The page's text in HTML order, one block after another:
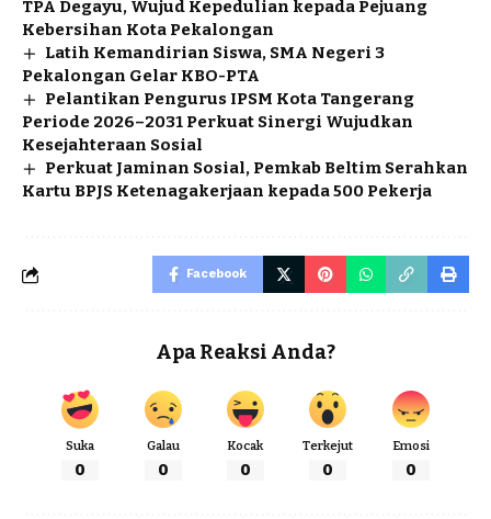
TPA Degayu, Wujud Kepedulian kepada Pejuang
Kebersihan Kota Pekalongan
Latih Kemandirian Siswa, SMA Negeri 3
Pekalongan Gelar KBO-PTA
Pelantikan Pengurus IPSM Kota Tangerang
Periode 2026–2031 Perkuat Sinergi Wujudkan
Kesejahteraan Sosial
Perkuat Jaminan Sosial, Pemkab Beltim Serahkan
Kartu BPJS Ketenagakerjaan kepada 500 Pekerja
Facebook
Apa Reaksi Anda?
Suka
0
Galau
0
Kocak
0
Terkejut
0
Emosi
0